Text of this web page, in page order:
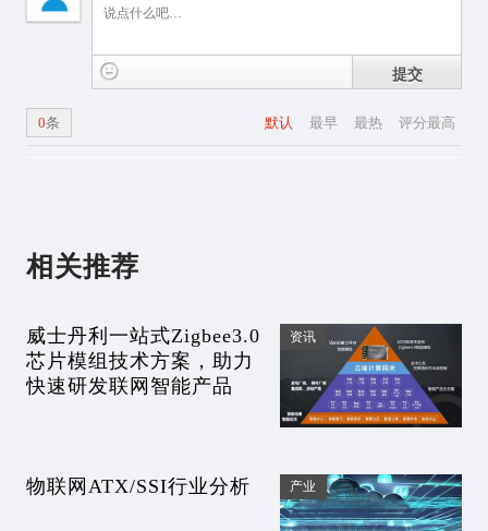
提交
默认 最早 最热 评分最高
0条
相关推荐
威士丹利一站式Zigbee3.0
芯片模组技术方案，助力
快速研发联网智能产品
资讯
物联网ATX/SSI行业分析 产业